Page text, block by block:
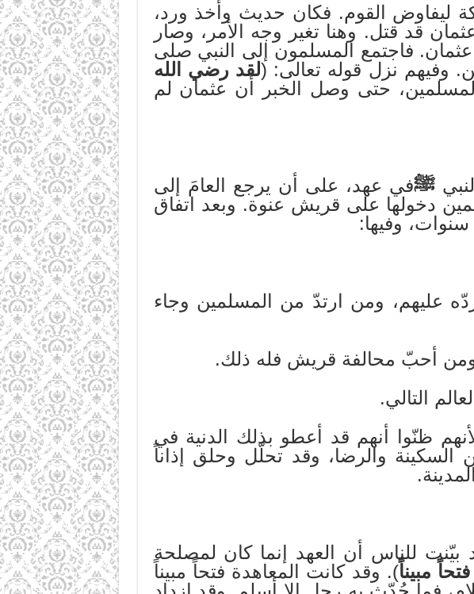
ليفاوض القوم. فكان حديث وأخذ ورد،
قد قتل. وهنا تغير وجه الأمر، وصار
فاجتمع المسلمون إلى النبي صلى
وفيهم نزل قوله تعالى: (لقد رضي الله
حتى وصل الخبر أن عثمان لم
ﷺفي عهد، على أن يرجع العامَ إلى
دخولها على قريش عنوة. وبعد اتفاق
وفيها:
عليهم، ومن ارتدّ من المسلمين وجاء
ظنّوا أنهم قد أعطو بذلك الدنية في
السكينة والرضا، وقد تحلّل وحلق إذاناً
للناس أن العهد إنما كان لمصلحة
مبيناً). وقد كانت المعاهدة فتحاً مبيناً